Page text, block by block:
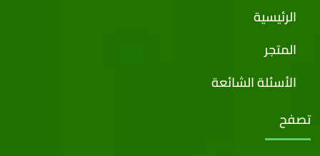
الرئيسية
المتجر
الأسئلة الشائعة
تصفح